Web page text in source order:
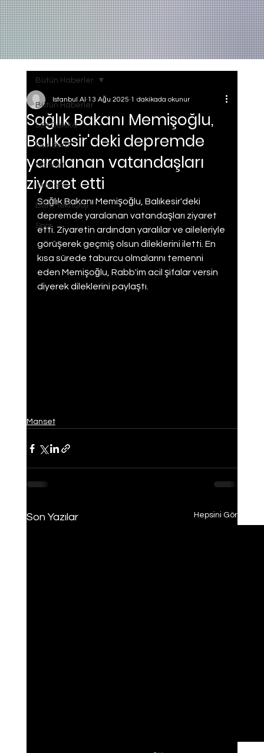
Bütün Haberler
Son Dakika
Gundem
Manset
Ekonomi
Bilim Teknoloji
Spor
Bütün Haberler
Sağlık Bakanı Memişoğlu,
Balıkesir'deki depremde
yaralanan vatandaşları
ziyaret etti
Istanbul AI 13 Ağu 2025 1 dakikada okunur
Sağlık Bakanı Memişoğlu, Balıkesir'deki
depremde yaralanan vatandaşları ziyaret
etti. Ziyaretin ardından yaralılar ve aileleriyle
görüşerek geçmiş olsun dileklerini iletti. En
kısa sürede taburcu olmalarını temenni
eden Memişoğlu, Rabb'im acil şifalar versin
diyerek dileklerini paylaştı.
Manset
Son Yazılar Hepsini Gör